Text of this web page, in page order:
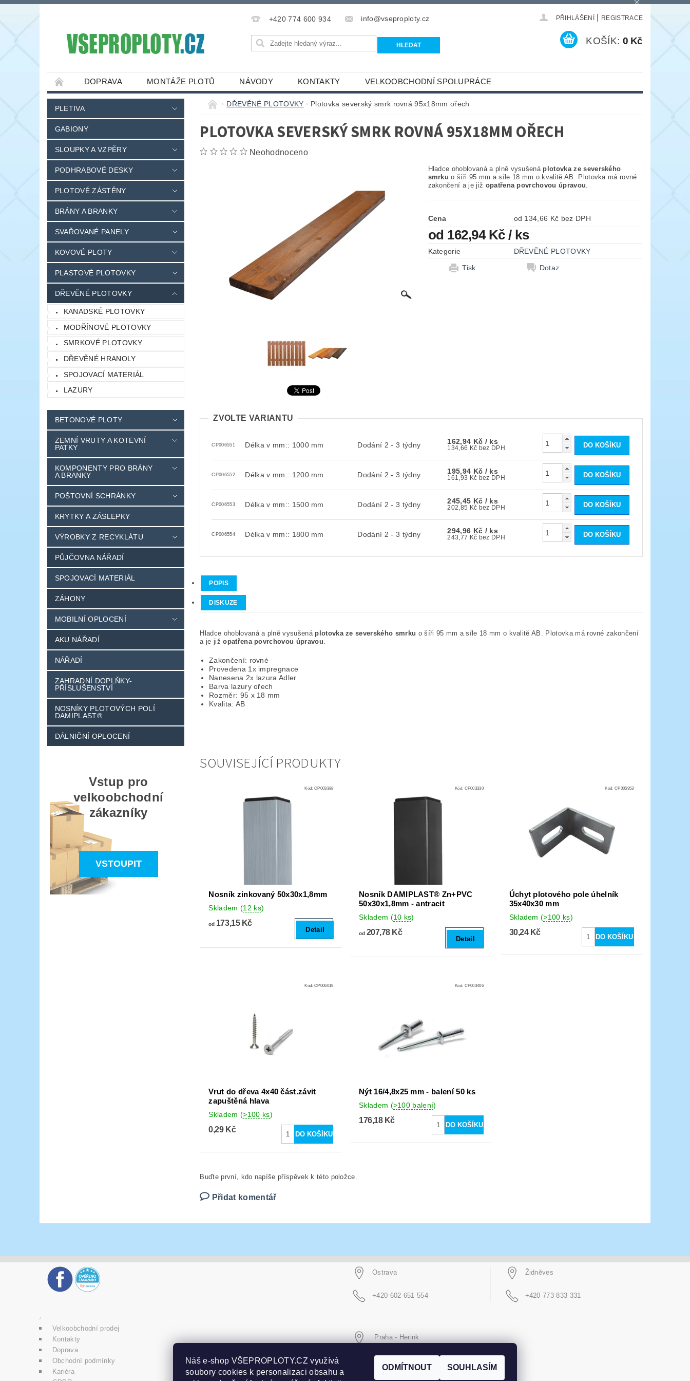
+420 774 600 934 info@vseproploty.cz PŘIHLÁŠENÍ REGISTRACE
KOŠÍK: 0 Kč
DOPRAVA MONTÁŽE PLOTŮ NÁVODY KONTAKTY VELKOOBCHODNÍ SPOLUPRÁCE
PLETIVA
GABIONY
SLOUPKY A VZPĚRY
PODHRABOVÉ DESKY
PLOTOVÉ ZÁSTĚNY
BRÁNY A BRANKY
SVAŘOVANÉ PANELY
KOVOVÉ PLOTY
PLASTOVÉ PLOTOVKY
DŘEVĚNÉ PLOTOVKY
KANADSKÉ PLOTOVKY
MODŘÍNOVÉ PLOTOVKY
SMRKOVÉ PLOTOVKY
DŘEVĚNÉ HRANOLY
SPOJOVACÍ MATERIÁL
LAZURY
BETONOVÉ PLOTY
ZEMNÍ VRUTY A KOTEVNÍ
PATKY
KOMPONENTY PRO BRÁNY
A BRANKY
POŠTOVNÍ SCHRÁNKY
KRYTKY A ZÁSLEPKY
VÝROBKY Z RECYKLÁTU
PŮJČOVNA NÁŘADÍ
SPOJOVACÍ MATERIÁL
ZÁHONY
MOBILNÍ OPLOCENÍ
AKU NÁŘADÍ
NÁŘADÍ
ZAHRADNÍ DOPLŇKY-
PŘÍSLUŠENSTVÍ
NOSNÍKY PLOTOVÝCH POLÍ
DAMIPLAST®
DÁLNIČNÍ OPLOCENÍ
Vstup pro
velkoobchodní
zákazníky
VSTOUPIT
DŘEVĚNÉ PLOTOVKY Plotovka severský smrk rovná 95x18mm ořech
PLOTOVKA SEVERSKÝ SMRK ROVNÁ 95X18MM OŘECH
Neohodnoceno
Hladce ohoblovaná a plně vysušenáplotovka ze severského
smrku o šíři 95 mm a síle 18 mm o kvalitě AB. Plotovka má rovné
zakončení a je již opatřena povrchovou úpravou.
Cena od 134,66 Kč bez DPH
od 162,94 Kč/ ks
Kategorie
DŘEVĚNÉ PLOTOVKY
Tisk
Dotaz
ZVOLTE VARIANTU
CP006551 Délka v mm:: 1000 mm Dodání 2 - 3 týdny 162,94 Kč / ks
134,66 Kč bez DPH
CP006552 Délka v mm:: 1200 mm Dodání 2 - 3 týdny 195,94 Kč / ks
161,93 Kč bez DPH
CP006553 Délka v mm:: 1500 mm Dodání 2 - 3 týdny 245,45 Kč / ks
202,85 Kč bez DPH
CP006554 Délka v mm:: 1800 mm Dodání 2 - 3 týdny 294,96 Kč / ks
243,77 Kč bez DPH
POPIS
DISKUZE
Hladce ohoblovaná a plně vysušenáplotovka ze severského smrku o šíři 95 mm a síle 18 mm o kvalitě AB. Plotovka má rovné zakončení
a je jižopatřena povrchovou úpravou.
Zakončení: rovné
Provedena 1x impregnace
Nanesena 2x lazura Adler
Barva lazury ořech
Rozměr: 95 x 18 mm
Kvalita: AB
SOUVISEJÍCÍ PRODUKTY
Kód: CP003388
Nosník zinkovaný 50x30x1,8mm
Skladem (12 ks)
od173,15 Kč
Detail
Kód: CP003330
Nosník DAMIPLAST® Zn+PVC
50x30x1,8mm - antracit
Skladem (10 ks)
od207,78 Kč
Detail
Kód:CP005953
Úchyt plotového pole úhelník
35x40x30 mm
Skladem(>100 ks)
30,24 Kč
Kód: CP006019
Vrut do dřeva 4x40 část.závit
zapuštěná hlava
Skladem (>100 ks)
0,29 Kč
Kód: CP003406
Nýt 16/4,8x25 mm - balení 50 ks
Skladem (>100 balení)
176,18 Kč
Buďte první, kdo napíše příspěvek k této položce.
Přidat komentář
Ostrava
+420 602 651 554
Židněves
+420 773 833 331
Velkoobchodní prodej
Kontakty
Doprava
Obchodní podmínky
Kariéra
Praha - Herink
Náš e-shop VŠEPROPLOTY.CZ využívá
soubory cookies k personalizaci obsahu a
ODMÍTNOUT SOUHLASÍM